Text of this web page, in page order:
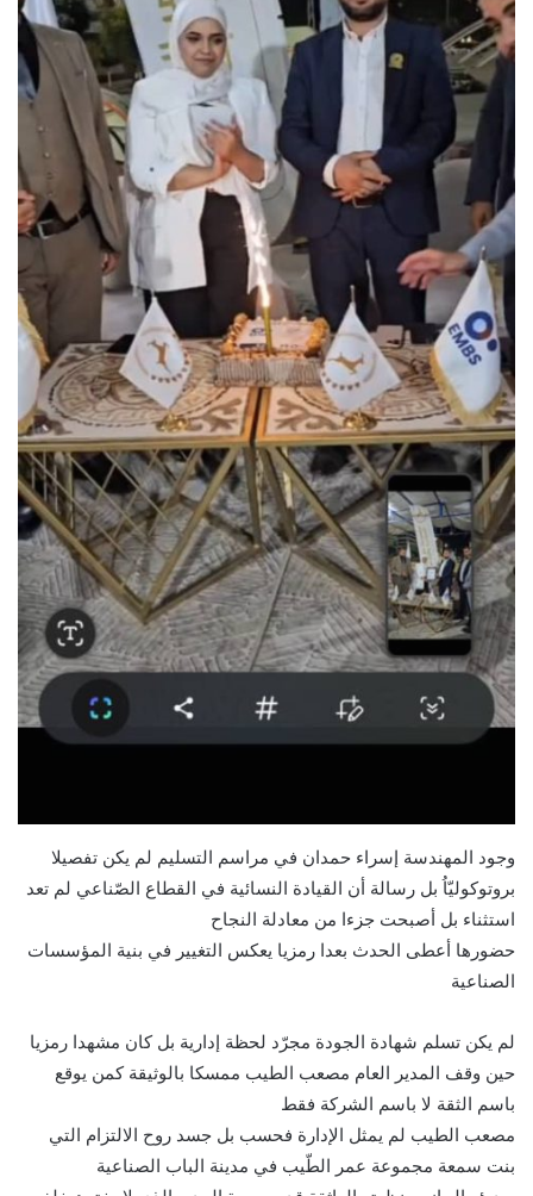
وجود المهندسة إسراء حمدان في مراسم التسليم لم يكن تفصيلا
بروتوكوليّاُ بل رسالة أن القيادة النسائية في القطاع الصّناعي لم تعد
استثناء بل أصبحت جزءا من معادلة النجاح
حضورها أعطى الحدث بعدا رمزيا يعكس التغيير في بنية المؤسسات
الصناعية
لم يكن تسلم شهادة الجودة مجرّد لحظة إدارية بل كان مشهدا رمزيا
حين وقف المدير العام مصعب الطيب ممسكا بالوثيقة كمن يوقع
باسم الثقة لا باسم الشركة فقط
مصعب الطيب لم يمثل الإدارة فحسب بل جسد روح الالتزام التي
بنت سمعة مجموعة عمر الطّيب في مدينة الباب الصناعية